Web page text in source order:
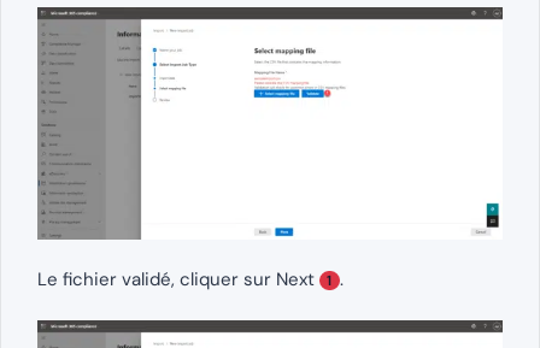
Le fichier validé, cliquer sur Next 1 .